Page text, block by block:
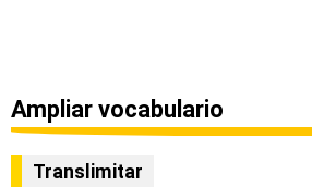
Ampliar vocabulario
Translimitar